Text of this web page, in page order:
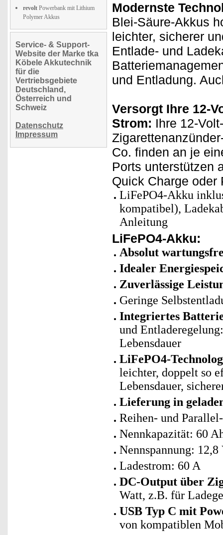
revolt Powerbank mit Lithium
Polymer Akkus
Service- & Support-
Website der Marke tka
Köbele Akkutechnik
für die
Vertriebsgebiete
Deutschland,
Österreich und
Schweiz
Datenschutz
Impressum
Modernste
Blei-Säure-Akkus
leichter, sicherer
Entlade- und
und Entladung.
Versorgt Ihre 12-
Strom: Ihre 12-
Co. finden an je
Ports unterstützen
Quick Charge oder
LiFePO4-Akku
kompatibel),
Anleitung
LiFePO4-Akku:
Absolut
Idealer
Zuverlässige
Geringe
Integriertes
und
Lebensdauer
LiFePO4-
leichter, doppelt so
Lebensdauer,
Lieferung in
Reihen- und
Nennkapazität: 60
Nennspannung: 12,8
Ladestrom: 60 A
DC-Output über
Watt, z.B. für
USB Typ C mit
von kompatiblen